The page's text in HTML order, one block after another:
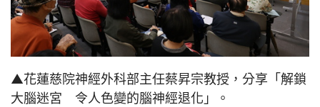
▲花蓮慈院神經外科部主任蔡昇宗教授，分享「解鎖
大腦迷宮 令人色變的腦神經退化」。